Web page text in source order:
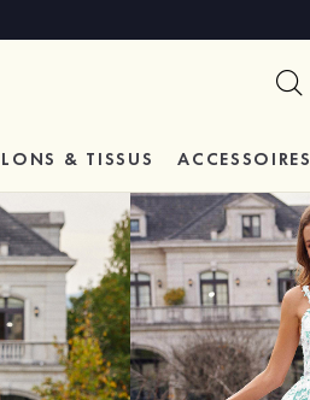
& TISSUS ACCESSOIRES